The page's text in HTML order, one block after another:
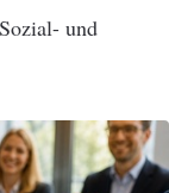
und